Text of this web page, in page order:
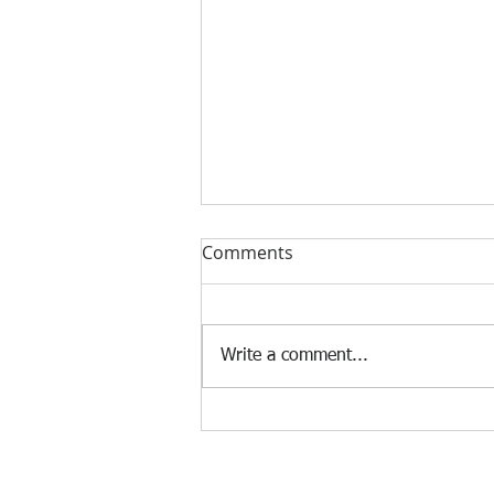
월남참전유공자회, 역사 강연
Comments
Write a comment...